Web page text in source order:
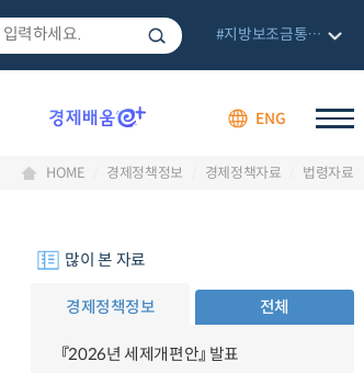
ENG
#지방보조금통합관리망
HOME 경제정책정보 경제정책자료 법령자료
많이 본 자료
경제정책정보 전체
『2026년 세제개편안』 발표